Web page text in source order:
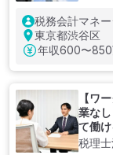
税務会計マネ
東京都渋谷区
年収600〜850
【ワ
業な
て働
税理